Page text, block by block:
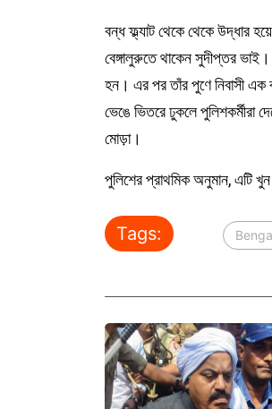
বন্ধ ফ্ল্যাট থেকে থেকে উদ্ধার
বেঙ্গালুরুতে থাকেন সুদীপ্তর
হন। এর পর তাঁর পুণে নিবাসী এক
ভেঙে ভিতরে ঢুকলে পুলিশকর্মীরা
মোড়া।
পুলিশের প্রাথমিক অনুমান, এটি
Tags: